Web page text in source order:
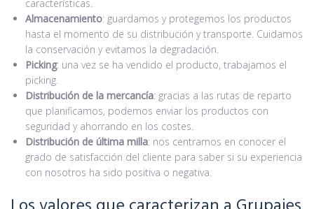
características.
Almacenamiento: guardamos y protegemos los productos
hasta el momento de su distribución y transporte. Cuidamos
la conservación y evitamos la degradación.
Picking: una vez se ha vendido el producto, trabajamos el
picking.
Distribución de la mercancía: gracias a las rutas de reparto
que planificamos, podemos enviar los productos con
seguridad y ahorrando en los costes.
Distribución de última milla: nos centramos en conocer el
grado de satisfacción del cliente para saber si su experiencia
con nosotros ha sido positiva o negativa.